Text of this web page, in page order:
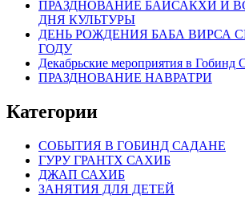
ПРАЗДНОВАНИЕ БАЙСАКХИ И
ДНЯ КУЛЬТУРЫ
ДЕНЬ РОЖДЕНИЯ БАБА ВИРСА
ГОДУ
Декабрьские мероприятия в Гобинд
ПРАЗДНОВАНИЕ НАВРАТРИ
Категории
CОБЫТИЯ В ГОБИНД САДАНЕ
ГУРУ ГРАНТХ САХИБ
ДЖАП САХИБ
ЗАНЯТИЯ ДЛЯ ДЕТЕЙ